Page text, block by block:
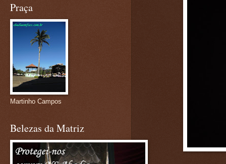
Praça
Martinho Campos
Belezas da Matriz